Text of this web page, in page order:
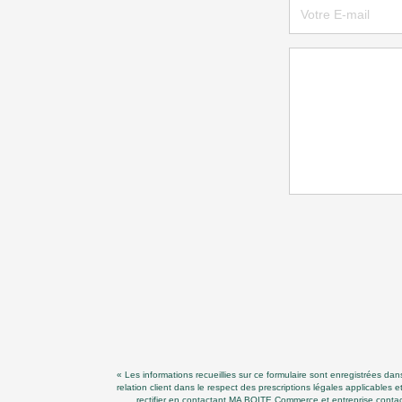
« Les informations recueillies sur ce formulaire sont enregistrées
relation client dans le respect des prescriptions légales applicables
rectifier en contactant MA BOITE Commerce et entreprise